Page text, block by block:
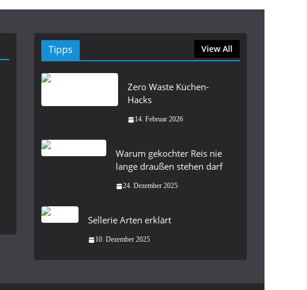
Tipps View All
Zero Waste Küchen-
Hacks
14. Februar 2026
Warum gekochter Reis nie
lange draußen stehen darf
24. Dezember 2025
Sellerie Arten erklärt
10. Dezember 2025